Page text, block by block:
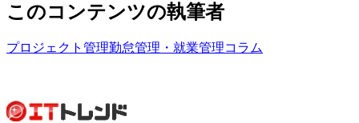
このコンテンツの執筆者
プロジェクト管理勤怠管理・就業管理コラム